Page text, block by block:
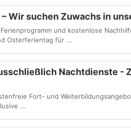
Wir suchen Zuwachs in
und kostenlose
Osterferientag für ...
Nachtdienste -
Fort- und
...